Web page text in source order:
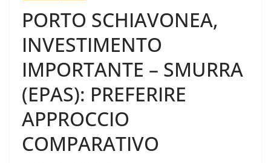
PORTO SCHIAVONEA,
INVESTIMENTO
IMPORTANTE – SMURRA
(EPAS): PREFERIRE
APPROCCIO
COMPARATIVO